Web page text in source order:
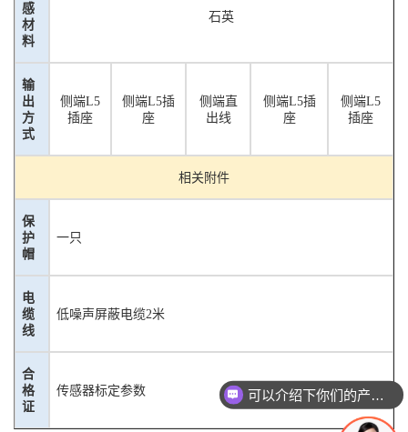
感
材
料
石英
输
出
方
式
侧端L5
插座
侧端L5插
座
侧端直
出线
侧端L5插
座
侧端L5
插座
相关附件
保
护
帽
一只
电
缆
线
低噪声屏蔽电缆2米
合
格
证
传感器标定参数 你们是怎么收费的呢？